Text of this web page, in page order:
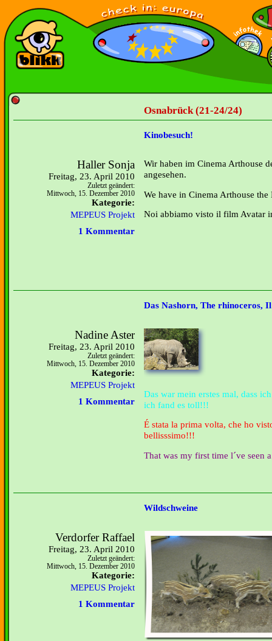
Osnabrück (21-24/24)
Kinobesuch!
Haller Sonja
Freitag, 23. April 2010
Zuletzt geändert:
Mittwoch, 15. Dezember 2010
Kategorie:
MEPEUS Projekt
1 Kommentar
Wir haben im Cinema Arthouse
angesehen.
We have in Cinema Arthouse
Noi abbiamo visto il film Avatar
Das Nashorn, The rhinoceros,
Nadine Aster
Freitag, 23. April 2010
Zuletzt geändert:
Mittwoch, 15. Dezember 2010
Kategorie:
MEPEUS Projekt
1 Kommentar
Das war mein erstes mal, dass
ich fand es toll!!!
É stata la prima volta, che ho
bellisssimo!!!
That was my first time l´ve seen
Wildschweine
Verdorfer Raffael
Freitag, 23. April 2010
Zuletzt geändert:
Mittwoch, 15. Dezember 2010
Kategorie:
MEPEUS Projekt
1 Kommentar